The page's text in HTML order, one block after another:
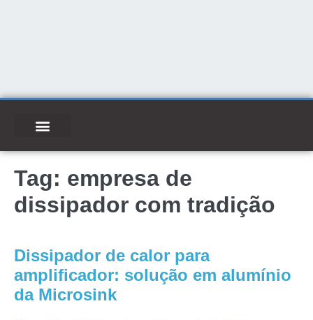
Tag: empresa de
dissipador com tradição
Dissipador de calor para
amplificador: solução em alumínio
da Microsink